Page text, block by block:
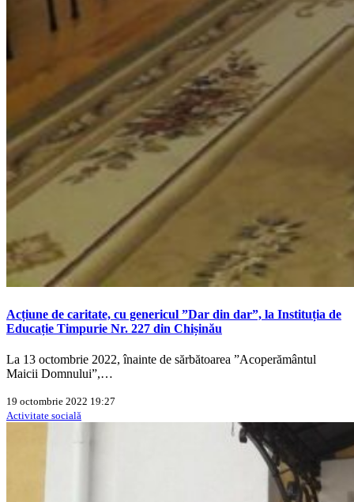
Acțiune de caritate, cu genericul ”Dar din dar”, la Instituția de
Educație Timpurie Nr. 227 din Chișinău
La 13 octombrie 2022, înainte de sărbătoarea ”Acoperământul
Maicii Domnului”,…
19 octombrie 2022 19:27
Activitate socială